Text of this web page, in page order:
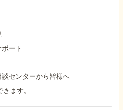
ート
センターから皆様へ
ます。